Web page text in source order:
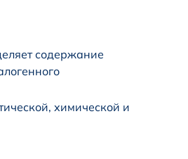
содержание
химической и